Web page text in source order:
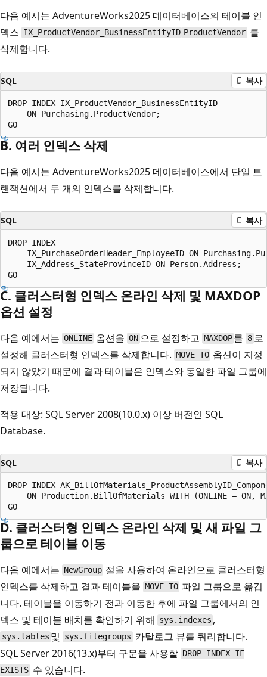
다음 예시는 AdventureWorks2025 데이터베이스의 테이블 인
덱스 IX_ProductVendor_BusinessEntityID ProductVendor 를
삭제합니다.
SQL 복사
DROP INDEX IX_ProductVendor_BusinessEntityID
    ON Purchasing.ProductVendor;
B. 여러 인덱스 삭제
다음 예시는 AdventureWorks2025 데이터베이스에서 단일 트
랜잭션에서 두 개의 인덱스를 삭제합니다.
SQL 복사
DROP INDEX
IX_PurchaseOrderHeader_EmployeeID ON
    IX_Address_StateProvinceID ON Person.Address;
C. 클러스터형 인덱스 온라인 삭제 및 MAXDOP
옵션 설정
다음 예에서는 ONLINE 옵션을ON으로 설정하고 MAXDOP 를 8로
설정해 클러스터형 인덱스를 삭제합니다. MOVE TO 옵션이 지정
되지 않았기 때문에 결과 테이블은 인덱스와 동일한 파일 그룹에
저장됩니다.
적용 대상: SQL Server 2008(10.0.x) 이상 버전인 SQL
Database.
SQL 복사
DROP INDEX
ON Production.BillOfMaterials WITH (ONLINE = ON,
D. 클러스터형 인덱스 온라인 삭제 및 새 파일 그
룹으로 테이블 이동
다음 예에서는 NewGroup 절을 사용하여 온라인으로 클러스터형
인덱스를 삭제하고 결과 테이블을 MOVE TO 파일 그룹으로 옮깁
니다. 테이블을 이동하기 전과 이동한 후에 파일 그룹에서의 인
덱스 및 테이블 배치를 확인하기 위해
sys.indexes ,
sys.tables 및 sys.filegroups 카탈로그 뷰를 쿼리합니다.
SQL Server 2016(13.x)부터 구문을 사용할 DROP INDEX IF
EXISTS 수 있습니다.